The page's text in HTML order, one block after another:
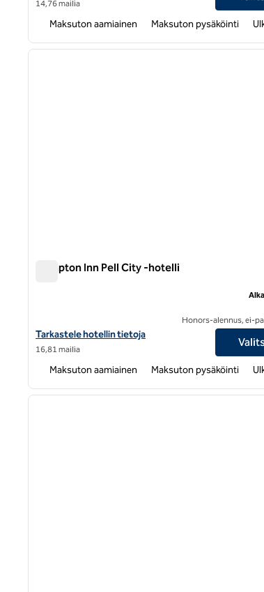
14,76 mailia
Maksuton aamiainen Maksuton pysäköinti
1/12
Hampton Inn Pell City -hotelli
Näytä Hampton Inn Pell City -hotellin tiedot
Tarkastele hotellin tietoja
16,81 mailia
Honors-alennus, ei-
Maksuton aamiainen Maksuton pysäköinti
1/12